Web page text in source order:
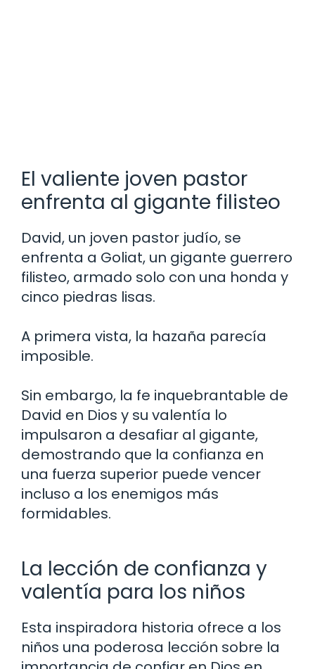
El valiente joven pastor
enfrenta al gigante filisteo
David, un joven pastor judío, se
enfrenta a Goliat, un gigante guerrero
filisteo, armado solo con una honda y
cinco piedras lisas.
A primera vista, la hazaña parecía
imposible.
Sin embargo, la fe inquebrantable de
David en Dios y su valentía lo
impulsaron a desafiar al gigante,
demostrando que la confianza en
una fuerza superior puede vencer
incluso a los enemigos más
formidables.
La lección de confianza y
valentía para los niños
Esta inspiradora historia ofrece a los
niños una poderosa lección sobre la